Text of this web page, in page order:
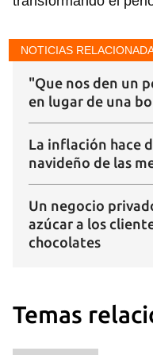
Para poder guardar
NOTICIAS
"Que nos den un
en lugar de una
La inflación hace
navideño de las
Un negocio
azúcar a los
chocolates
Temas